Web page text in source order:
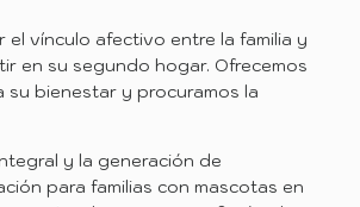
vínculo afectivo entre la familia y
en su segundo hogar. Ofrecemos
bienestar y procuramos la
y la generación de
para familias con mascotas en